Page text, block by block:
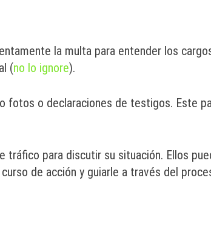
la multa para entender los
(no lo ignore).
fotos o declaraciones de testigos. Este
tráfico para discutir su situación. Ellos
de acción y guiarle a través del